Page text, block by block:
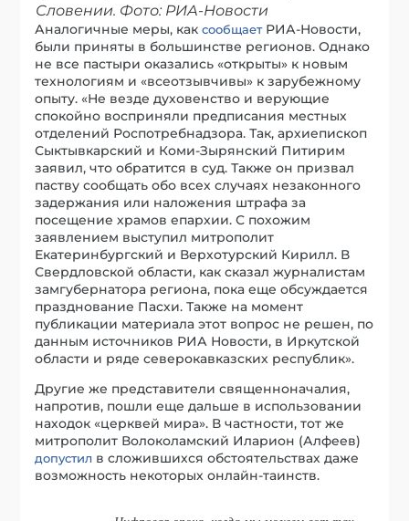
Словении. Фото: РИА-Новости
Аналогичные меры, каксообщаетРИА-Новости,
были приняты в большинстве регионов. Однако
не все пастыри оказались «открыты» к новым
технологиям и «всеотзывчивы» к зарубежному
опыту. «Не везде духовенство и верующие
спокойно восприняли предписания местных
отделений Роспотребнадзора. Так, архиепископ
Сыктывкарский и Коми-Зырянский Питирим
заявил, что обратится в суд. Также он призвал
паству сообщать обо всех случаях незаконного
задержания или наложения штрафа за
посещение храмов епархии. С похожим
заявлением выступил митрополит
Екатеринбургский и Верхотурский Кирилл. В
Свердловской области, как сказал журналистам
замгубернатора региона, пока еще обсуждается
празднование Пасхи. Также на момент
публикации материала этот вопрос не решен, по
данным источников РИА Новости, в Иркутской
области и ряде северокавказских республик».
Другие же представители священноначалия,
напротив, пошли еще дальше в использовании
находок «церквей мира». В частности, тот же
митрополит Волоколамский Иларион (Алфеев)
допустил в сложившихся обстоятельствах даже
возможность некоторых онлайн-таинств.